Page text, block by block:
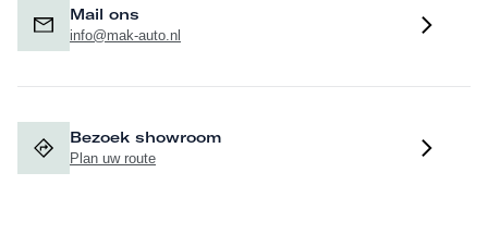
Mail ons
info@mak-auto.nl
Bezoek showroom
Plan uw route